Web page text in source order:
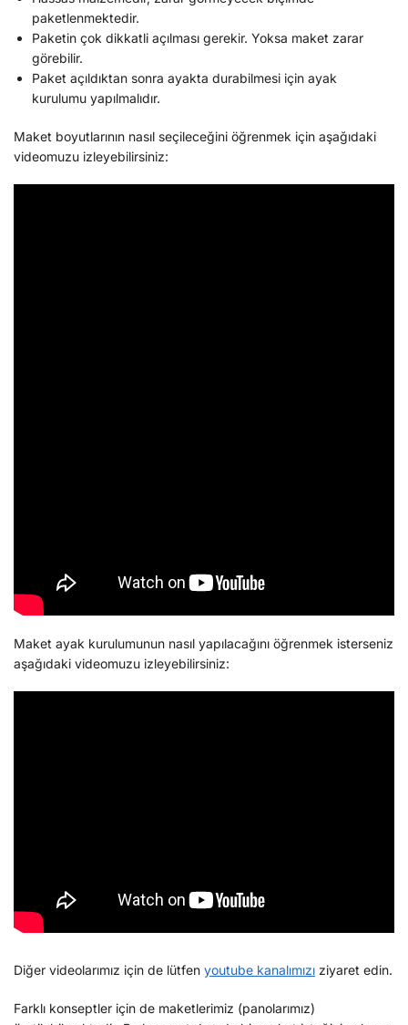
paketlenmektedir.
Paketin çok dikkatli açılması gerekir. Yoksa maket zarar
görebilir.
Paket açıldıktan sonra ayakta durabilmesi için ayak
kurulumu yapılmalıdır.
Maket boyutlarının nasıl seçileceğini öğrenmek için aşağıdaki
videomuzu izleyebilirsiniz:
Maket ayak kurulumunun nasıl yapılacağını öğrenmek isterseniz
aşağıdaki videomuzu izleyebilirsiniz:
Diğer videolarımız için de lütfen youtube kanalımızı ziyaret edin.
Farklı konseptler için de maketlerimiz (panolarımız)